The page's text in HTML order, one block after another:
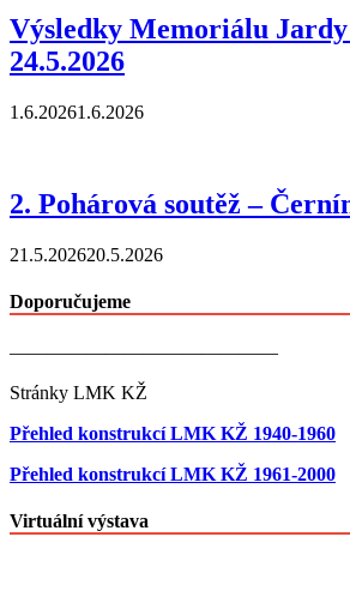
Výsledky Memoriálu
24.5.2026
1.6.20261.6.2026
2. Pohárová soutěž –
21.5.202620.5.2026
Doporučujeme
——————————————
Stránky LMK KŽ
Přehled konstrukcí LMK KŽ 1940-1960
Přehled konstrukcí LMK KŽ 1961-2000
Virtuální výstava